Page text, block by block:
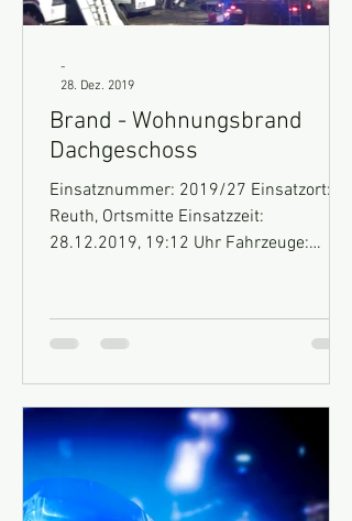
Brand - Wohnungsbrand
Dachgeschoss
Einsatznummer: 2019/27 Einsatzort:
Reuth, Ortsmitte Einsatzzeit:
28.12.2019, 19:12 Uhr Fahrzeuge:
-
28. Dez. 2019